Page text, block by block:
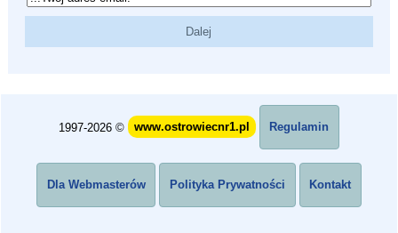
1997-2026 © www.ostrowiecnr1.pl Regulamin
Dla Webmasterów Polityka Prywatności Kontakt